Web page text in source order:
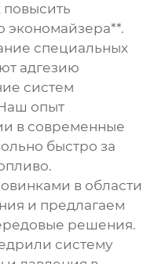
экономайзера**.
специальных
адгезию
систем
опыт
в современные
быстро за
в области
и предлагаем
решения.
систему